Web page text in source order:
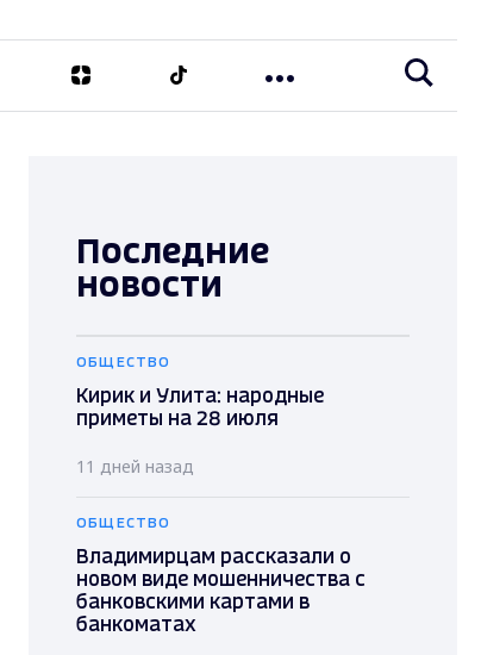
Последние
новости
ОБЩЕСТВО
Кирик и Улита: народные
приметы на 28 июля
11 дней назад
ОБЩЕСТВО
Владимирцам рассказали о
новом виде мошенничества с
банковскими картами в
банкоматах